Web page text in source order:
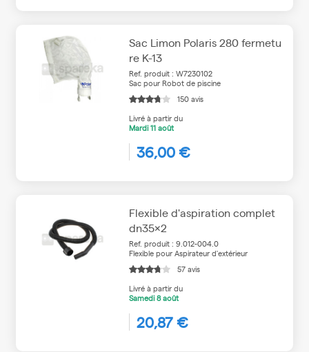
Sac Limon Polaris 280 fermetu
re K-13
Ref. produit : W7230102
Sac pour Robot de piscine
150 avis
Livré à partir du
Mardi11 août
36,00 €
Flexible d'aspiration complet
dn35x2
Ref. produit : 9.012-004.0
Flexible pour Aspirateur d'extérieur
57 avis
Livré à partir du
Samedi8 août
20,87 €